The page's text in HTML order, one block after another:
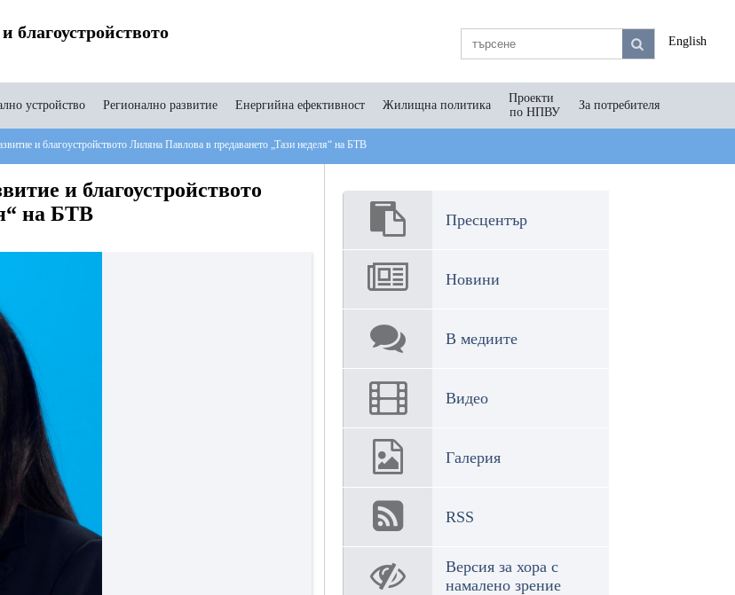
благоустройството English
устройство Регионално развитие Енергийна ефективност Жилищна политика
Проекти
по НПВУ
За потребителя
и благоустройството Лиляна Павлова в предаването „Тази неделя“ на БТВ
и благоустройството
на БТВ
Пресцентър
Новини
В медиите
Видео
Галерия
RSS
Версия за хора с
намалено зрение